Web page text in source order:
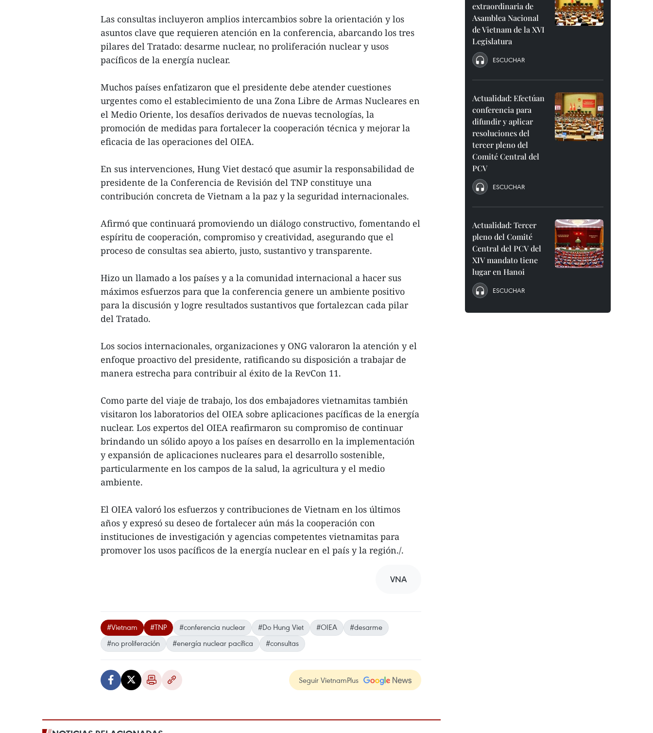
Las consultas incluyeron amplios intercambios sobre la orientación y los
asuntos clave que requieren atención en la conferencia, abarcando los tres
pilares del Tratado: desarme nuclear, no proliferación nuclear y usos
pacíficos de la energía nuclear.
Muchos países enfatizaron que el presidente debe atender cuestiones
urgentes como el establecimiento de una Zona Libre de Armas Nucleares en
el Medio Oriente, los desafíos derivados de nuevas tecnologías, la
promoción de medidas para fortalecer la cooperación técnica y mejorar la
eficacia de las operaciones del OIEA.
En sus intervenciones, Hung Viet destacó que asumir la responsabilidad de
presidente de la Conferencia de Revisión del TNP constituye una
contribución concreta de Vietnam a la paz y la seguridad internacionales.
Afirmó que continuará promoviendo un diálogo constructivo, fomentando el
espíritu de cooperación, compromiso y creatividad, asegurando que el
proceso de consultas sea abierto, justo, sustantivo y transparente.
Hizo un llamado a los países y a la comunidad internacional a hacer sus
máximos esfuerzos para que la conferencia genere un ambiente positivo
para la discusión y logre resultados sustantivos que fortalezcan cada pilar
del Tratado.
Los socios internacionales, organizaciones y ONG valoraron la atención y el
enfoque proactivo del presidente, ratificando su disposición a trabajar de
manera estrecha para contribuir al éxito de la RevCon 11.
Como parte del viaje de trabajo, los dos embajadores vietnamitas también
visitaron los laboratorios del OIEA sobre aplicaciones pacíficas de la energía
nuclear. Los expertos del OIEA reafirmaron su compromiso de continuar
brindando un sólido apoyo a los países en desarrollo en la implementación
y expansión de aplicaciones nucleares para el desarrollo sostenible,
particularmente en los campos de la salud, la agricultura y el medio
ambiente.
El OIEA valoró los esfuerzos y contribuciones de Vietnam en los últimos
años y expresó su deseo de fortalecer aún más la cooperación con
instituciones de investigación y agencias competentes vietnamitas para
promover los usos pacíficos de la energía nuclear en el país y la región./.
VNA
#Vietnam #TNP #conferencia nuclear #Do Hung Viet #OIEA
#desarme
#no proliferación
#energía nuclear pacífica #consultas
Seguir VietnamPlus
extraordinaria de
Asamblea Nacional
de Vietnam de la XVI
Legislatura
ESCUCHAR
Actualidad: Efectúan
conferencia para
difundir y aplicar
resoluciones del
tercer pleno del
Comité Central del
PCV
ESCUCHAR
Actualidad: Tercer
pleno del Comité
Central del PCV del
XIV mandato tiene
lugar en Hanoi
ESCUCHAR